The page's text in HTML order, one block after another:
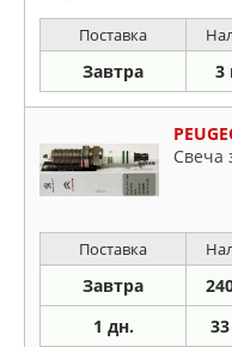
Поставка
Завтра 3
Свеча
Поставка
Завтра
1 дн.